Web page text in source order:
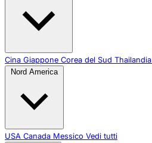
Cina Giappone Corea del Sud Thailandia
Nord America
USA Canada Messico Vedi tutti